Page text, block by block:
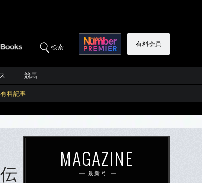
検索 有料会員
競馬
有料記事
MAGAZINE
最新号